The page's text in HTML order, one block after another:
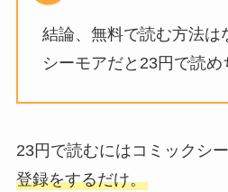
結論、無料で読む方法は
シーモアだと23円で読め
23円で読むにはコミックシ
登録をするだけ。